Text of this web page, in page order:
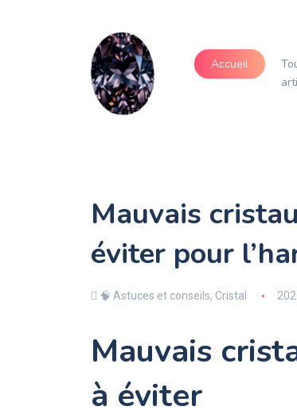
Accueil
Mauvais
éviter pour
🧠 Astuces et conseils, Cristal
Mauvais
à éviter